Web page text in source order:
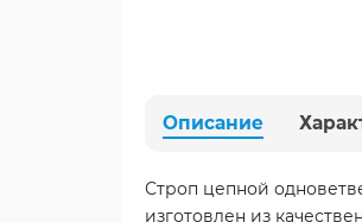
Описание
Строп цепной
изготовлен из